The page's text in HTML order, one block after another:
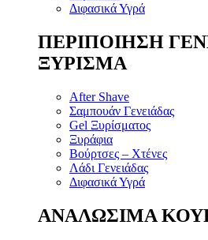
Διφασικά Υγρά
ΠΕΡΙΠΟΙΗΣΗ
ΞΥΡΙΣΜΑ
After Shave
Σαμπουάν Γενειάδας
Gel Ξυρίσματος
Ξυράφια
Βούρτσες – Χτένες
Λάδι Γενειάδας
Διφασικά Υγρά
ΑΝΑΛΩΣΙΜΑ